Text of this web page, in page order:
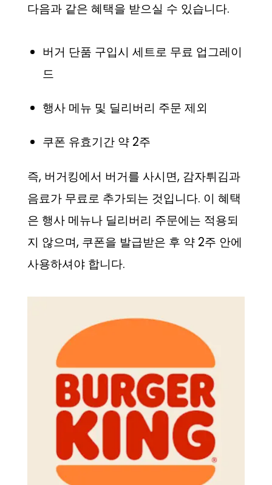
다음과 같은 혜택을 받으실 수 있습니다.
버거 단품 구입시 세트로 무료 업그레이
드
행사 메뉴 및 딜리버리 주문 제외
쿠폰 유효기간 약 2주
즉, 버거킹에서 버거를 사시면, 감자튀김과
음료가 무료로 추가되는 것입니다. 이 혜택
은 행사 메뉴나 딜리버리 주문에는 적용되
지 않으며, 쿠폰을 발급받은 후 약 2주 안에
사용하셔야 합니다.